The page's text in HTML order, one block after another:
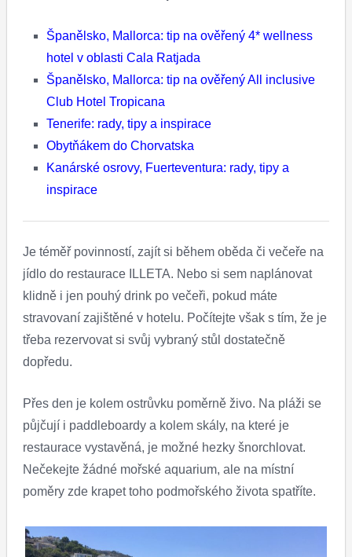
Španělsko, Mallorca: tip na ověřený 4* wellness
hotel v oblasti Cala Ratjada
Španělsko, Mallorca: tip na ověřený All inclusive
Club Hotel Tropicana
Tenerife: rady, tipy a inspirace
Obytňákem do Chorvatska
Kanárské osrovy, Fuerteventura: rady, tipy a
inspirace
Je téměř povinností, zajít si během oběda či večeře na
jídlo do restaurace ILLETA. Nebo si sem naplánovat
klidně i jen pouhý drink po večeři, pokud máte
stravovaní zajištěné v hotelu. Počítejte však s tím, že je
třeba rezervovat si svůj vybraný stůl dostatečně
dopředu.
Přes den je kolem ostrůvku poměrně živo. Na pláži se
půjčují i paddleboardy a kolem skály, na které je
restaurace vystavěná, je možné hezky šnorchlovat.
Nečekejte žádné mořské aquarium, ale na místní
poměry zde krapet toho podmořského života spatříte.